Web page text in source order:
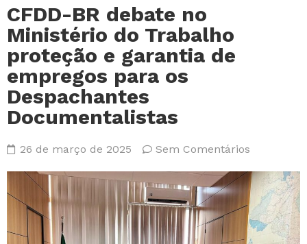
CFDD-BR debate no
Ministério do Trabalho
proteção e garantia de
empregos para os
Despachantes
Documentalistas
26 de março de 2025 Sem Comentários